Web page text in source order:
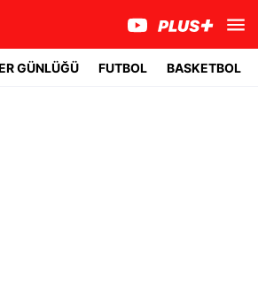
GÜNLÜĞÜ FUTBOL BASKETBOL